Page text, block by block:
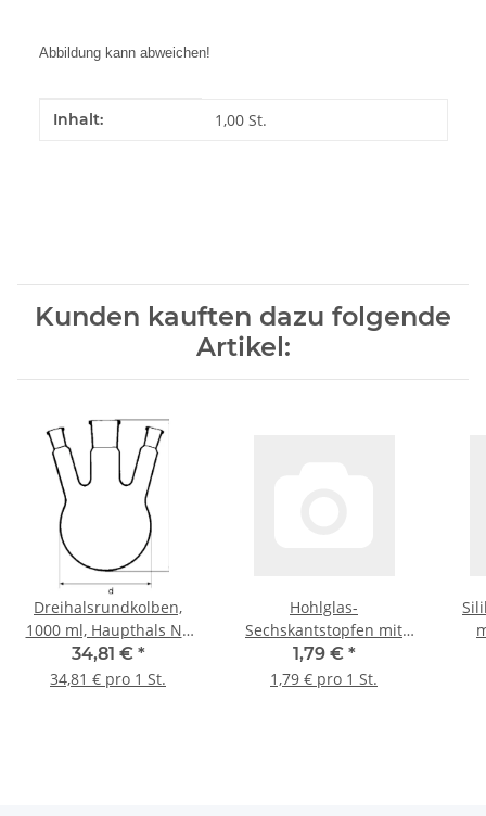
Abbildung kann abweichen!
Produkteigenschaft
Wert
Inhalt: 1,00 St.
Kunden kauften dazu folgende
Artikel:
Dreihalsrundkolben,
1000 ml, Haupthals NS
29/32; Seitenhals NS
14/23, Hälse schräg
34,81 € *
34,81 € pro 1 St.
Hohlglas-
Sechskantstopfen mit
Abtropfspitze, NS 14/23
1,79 € *
1,79 € pro 1 St.